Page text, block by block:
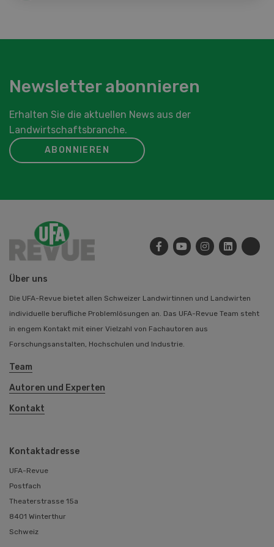
Newsletter abonnieren
Erhalten Sie die aktuellen News aus der
Landwirtschaftsbranche.
ABONNIEREN
Über uns
Die UFA-Revue bietet allen Schweizer Landwirtinnen und Landwirten
individuelle berufliche Problemlösungen an. Das UFA-Revue Team steht
in engem Kontakt mit einer Vielzahl von Fachautoren aus
Forschungsanstalten, Hochschulen und Industrie.
Team
Autoren und Experten
Kontakt
Kontaktadresse
UFA-Revue
Postfach
Theaterstrasse 15a
8401 Winterthur
Schweiz